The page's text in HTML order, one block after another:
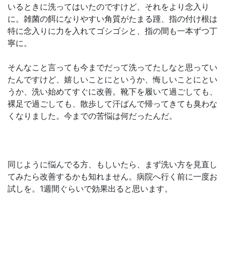
いるときに洗ってはいたのですけど、それをより念入り
に。雑菌の餌になりやすい角質がたまる踵、指の付け根は
特に念入りに力を入れてゴシゴシと、指の間も一本ずつ丁
寧に。
そんなこと言っても今までだって洗ってたしなと思ってい
たんですけど、嬉しいことにというか、悔しいことにとい
うか、洗い始めてすぐに改善。靴下を履いて過ごしても、
裸足で過ごしても、散歩して汗ばんで帰ってきても臭わな
くなりました。今までの苦悩は何だったんだ。
同じように悩んでる方、もしいたら、まず洗い方を見直し
てみたら改善するかも知れません。病院へ行く前に一度お
試しを。1週間ぐらいで効果出ると思います。